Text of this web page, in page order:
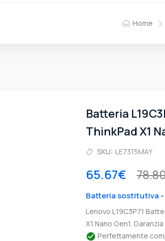
Home
Batteria
ThinkPad X1
SKU: LE7315MAY
65.67€
Batteria sostitutiva -
Lenovo L19C3P71
X1 Nano Gen1.
Perfettamente